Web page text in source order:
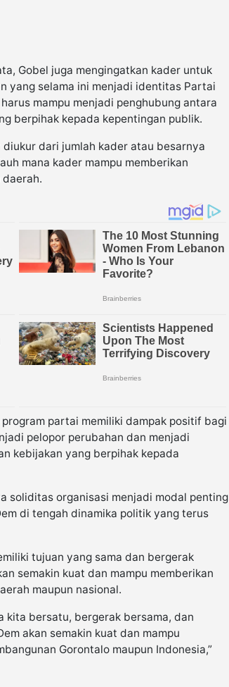
Gobel juga mengingatkan kader untuk
yang selama ini menjadi identitas Partai
mampu menjadi penghubung antara
berpihak kepada kepentingan publik.
dari jumlah kader atau besarnya
mana kader mampu memberikan
partai memiliki dampak positif bagi
pelopor perubahan dan menjadi
kebijakan yang berpihak kepada
soliditas organisasi menjadi modal penting
di tengah dinamika politik yang terus
tujuan yang sama dan bergerak
semakin kuat dan mampu memberikan
maupun nasional.
kita bersatu, bergerak bersama, dan
akan semakin kuat dan mampu
Gorontalo maupun Indonesia,”